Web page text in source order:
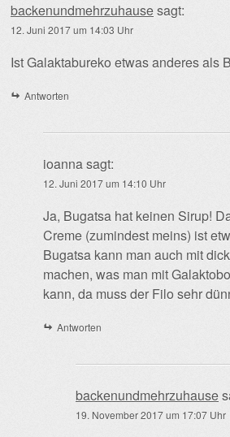
backenundmehrzuhausesagt:
12. Juni 2017 um 14:03 Uhr
Ist Galaktabureko etwas anderes als
Antworten
ioannasagt:
12. Juni 2017 um 14:10 Uhr
Ja, Bugatsa hat keinen Sirup!
Creme (zumindest meins) ist
Bugatsa kann man auch mit
machen, was man mit
kann, da muss der Filo sehr
Antworten
backenundmehrzuhause
19. November 2017 um 17:07 Uhr